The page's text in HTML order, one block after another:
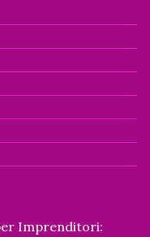
Imprenditori: